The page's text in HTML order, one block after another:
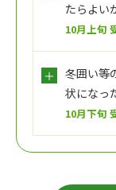
たらよい
10月上旬
冬囲い等
状になっ
10月下旬